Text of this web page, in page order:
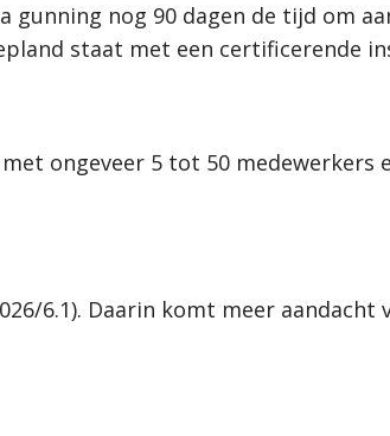
gunning nog 90 dagen de tijd om
staat met een certificerende
ongeveer 5 tot 50 medewerkers
6.1). Daarin komt meer aandacht